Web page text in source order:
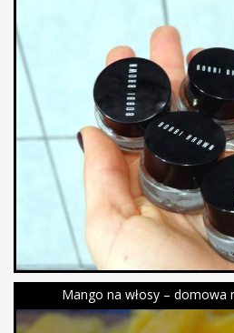
Mango na włosy – domowa